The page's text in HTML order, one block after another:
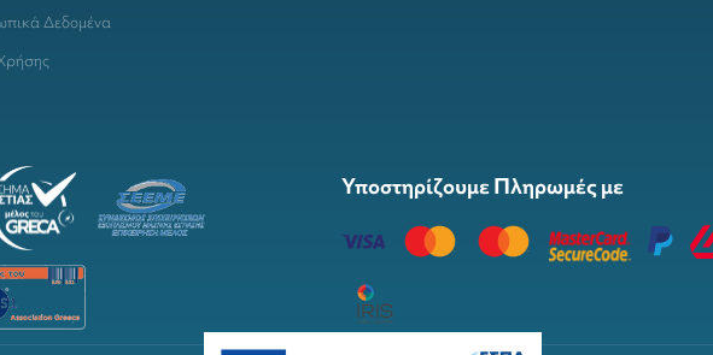
Δεδομένα
Υποστηρίζουμε Πληρωμές με